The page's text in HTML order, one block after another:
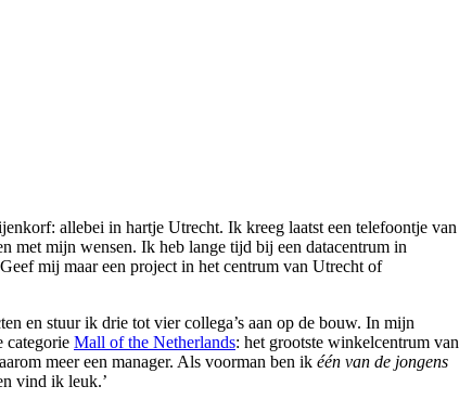
allebei in hartje Utrecht. Ik kreeg laatst een telefoontje van
met mijn wensen. Ik heb lange tijd bij een datacentrum in
mij maar een project in het centrum van Utrecht of
en stuur ik drie tot vier collega’s aan op de bouw. In mijn
categorie Mall of the Netherlands: het grootste winkelcentrum van
meer een manager. Als voorman ben ik één van de jongens
vind ik leuk.’